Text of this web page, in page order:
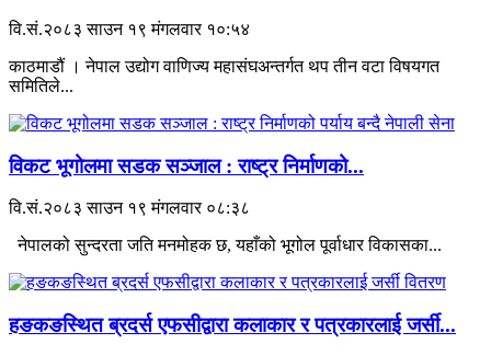
वि.सं.२०८३ साउन १९ मंगलवार १०:५४
काठमाडौं । नेपाल उद्योग वाणिज्य महासंघअन्तर्गत थप तीन वटा विषयगत
समितिले...
विकट भूगोलमा सडक सञ्जाल : राष्ट्र निर्माणको...
वि.सं.२०८३ साउन १९ मंगलवार ०८:३८
नेपालको सुन्दरता जति मनमोहक छ, यहाँको भूगोल पूर्वाधार विकासका...
हङकङस्थित ब्रदर्स एफसीद्वारा कलाकार र पत्रकारलाई जर्सी...